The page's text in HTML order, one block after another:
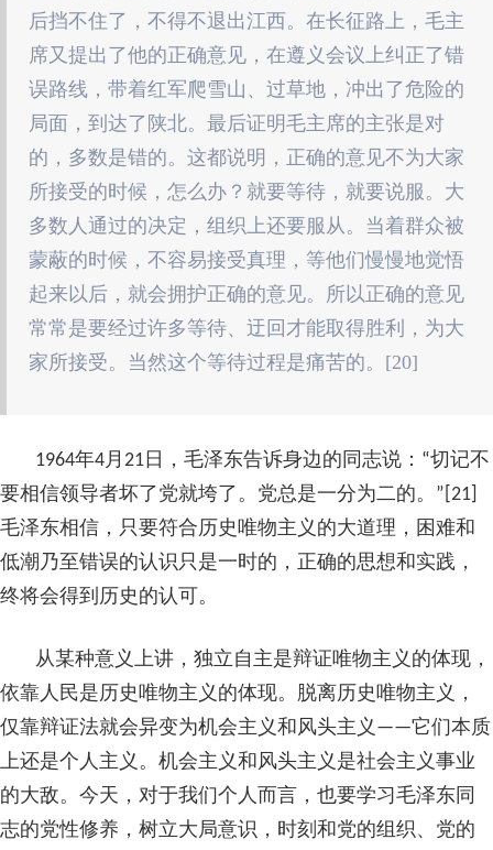
后挡不住了，不得不退出江西。在长征路上，毛主
席又提出了他的正确意见，在遵义会议上纠正了错
误路线，带着红军爬雪山、过草地，冲出了危险的
局面，到达了陕北。最后证明毛主席的主张是对
的，多数是错的。这都说明，正确的意见不为大家
所接受的时候，怎么办？就要等待，就要说服。大
多数人通过的决定，组织上还要服从。当着群众被
蒙蔽的时候，不容易接受真理，等他们慢慢地觉悟
起来以后，就会拥护正确的意见。所以正确的意见
常常是要经过许多等待、迂回才能取得胜利，为大
家所接受。当然这个等待过程是痛苦的。[20]
1964年4月21日，毛泽东告诉身边的同志说：“切记不
要相信领导者坏了党就垮了。党总是一分为二的。”[21]
毛泽东相信，只要符合历史唯物主义的大道理，困难和
低潮乃至错误的认识只是一时的，正确的思想和实践，
终将会得到历史的认可。
从某种意义上讲，独立自主是辩证唯物主义的体现，
依靠人民是历史唯物主义的体现。脱离历史唯物主义，
仅靠辩证法就会异变为机会主义和风头主义——它们本质
上还是个人主义。机会主义和风头主义是社会主义事业
的大敌。今天，对于我们个人而言，也要学习毛泽东同
志的党性修养，树立大局意识，时刻和党的组织、党的